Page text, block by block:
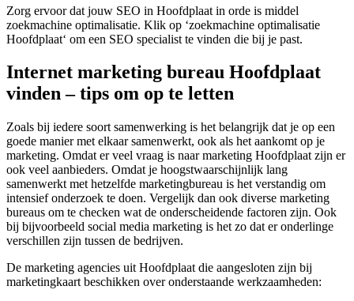
Zorg ervoor dat jouw SEO in Hoofdplaat in orde is middel
zoekmachine optimalisatie. Klik op ‘zoekmachine optimalisatie
Hoofdplaat‘ om een SEO specialist te vinden die bij je past.
Internet marketing bureau Hoofdplaat
vinden – tips om op te letten
Zoals bij iedere soort samenwerking is het belangrijk dat je op een
goede manier met elkaar samenwerkt, ook als het aankomt op je
marketing. Omdat er veel vraag is naar marketing Hoofdplaat zijn er
ook veel aanbieders. Omdat je hoogstwaarschijnlijk lang
samenwerkt met hetzelfde marketingbureau is het verstandig om
intensief onderzoek te doen. Vergelijk dan ook diverse marketing
bureaus om te checken wat de onderscheidende factoren zijn. Ook
bij bijvoorbeeld social media marketing is het zo dat er onderlinge
verschillen zijn tussen de bedrijven.
De marketing agencies uit Hoofdplaat die aangesloten zijn bij
marketingkaart beschikken over onderstaande werkzaamheden: